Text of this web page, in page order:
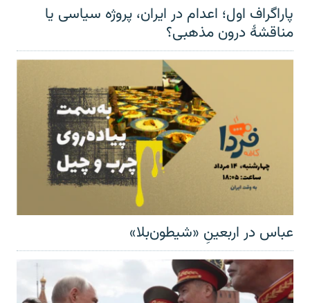
پاراگراف اول؛ اعدام در ایران، پروژه سیاسی یا
مناقشهٔ درون مذهبی؟
عباس در اربعینِ «شیطون‌بلا»